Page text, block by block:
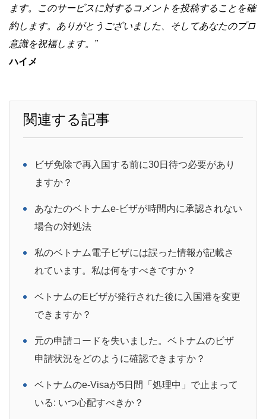
ます。このサービスに対するコメントを投稿することを確
約します。ありがとうございました、そしてあなたのプロ
意識を祝福します。”
ハイメ
関連する記事
ビザ免除で再入国する前に30日待つ必要があり
ますか？
あなたのベトナムe-ビザが時間内に承認されない
場合の対処法
私のベトナム電子ビザには誤った情報が記載さ
れています。私は何をすべきですか？
ベトナムのEビザが発行された後に入国港を変更
できますか？
元の申請コードを失いました。ベトナムのビザ
申請状況をどのように確認できますか？
ベトナムのe-Visaが5日間「処理中」で止まって
いる: いつ心配すべきか？